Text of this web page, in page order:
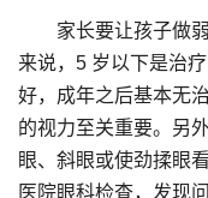
家长要让孩子做弱
来说，5 岁以下是治
好，成年之后基本无
的视力至关重要。另
眼、斜眼或使劲揉眼
医院眼科检查，发现